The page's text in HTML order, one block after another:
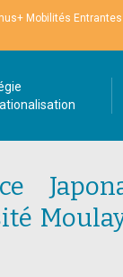
Mobilités Entrantes